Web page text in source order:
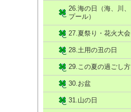
26.海の日（海、川、
プール）
27.夏祭り・花火大会
28.土用の丑の日
29.この夏の過ごし方
30.お盆
31.山の日